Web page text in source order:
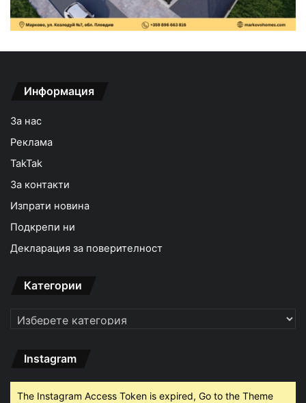
Информация
За нас
Реклама
TakTak
За контакти
Изпрати новина
Подкрепи ни
Декларация за поверителност
Категории
Категории
Instagram
The Instagram Access Token is expired, Go to the Theme